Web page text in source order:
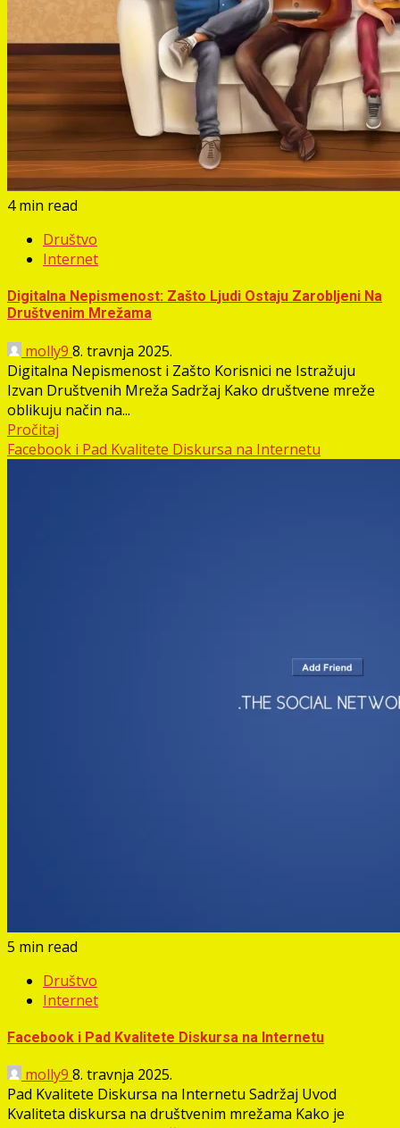
4 min read
Društvo
Internet
Digitalna Nepismenost: Zašto Ljudi Ostaju Zarobljeni Na
Društvenim Mrežama
molly9 8. travnja 2025.
Digitalna Nepismenost i Zašto Korisnici ne Istražuju
Izvan Društvenih Mreža Sadržaj Kako društvene mreže
oblikuju način na...
Pročitaj
Facebook i Pad Kvalitete Diskursa na Internetu
5 min read
Društvo
Internet
Facebook i Pad Kvalitete Diskursa na Internetu
molly9 8. travnja 2025.
Pad Kvalitete Diskursa na Internetu Sadržaj Uvod
Kvaliteta diskursa na društvenim mrežama Kako je